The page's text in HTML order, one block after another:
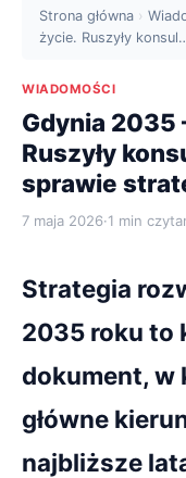
Strona główna ›
życie. Ruszyły
WIADOMOŚCI
Gdynia 2035
Ruszyły
sprawie
7 maja 2026·1 min
Strategia
2035 roku to
dokument, w
główne
najbliższe